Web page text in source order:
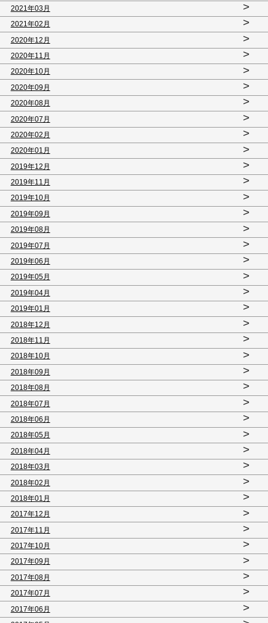
2021年03月 >
2021年02月 >
2020年12月 >
2020年11月 >
2020年10月 >
2020年09月 >
2020年08月 >
2020年07月 >
2020年02月 >
2020年01月 >
2019年12月 >
2019年11月 >
2019年10月 >
2019年09月 >
2019年08月 >
2019年07月 >
2019年06月 >
2019年05月 >
2019年04月 >
2019年01月 >
2018年12月 >
2018年11月 >
2018年10月 >
2018年09月 >
2018年08月 >
2018年07月 >
2018年06月 >
2018年05月 >
2018年04月 >
2018年03月 >
2018年02月 >
2018年01月 >
2017年12月 >
2017年11月 >
2017年10月 >
2017年09月 >
2017年08月 >
2017年07月 >
2017年06月 >